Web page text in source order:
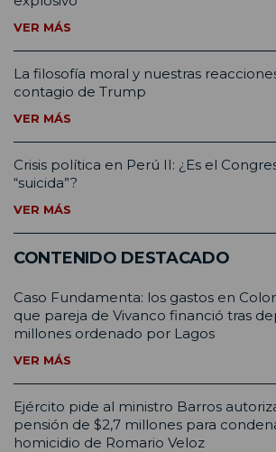
VER MÁS
La filosofía moral y nuestras
contagio de Trump
VER MÁS
Crisis política en Perú II: ¿Es el
“suicida”?
VER MÁS
CONTENIDO DESTACADO
Caso Fundamenta: los gastos en
que pareja de Vivanco financió tras
millones ordenado por Lagos
VER MÁS
Ejército pide al ministro Barros
pensión de $2,7 millones para
homicidio de Romario Veloz